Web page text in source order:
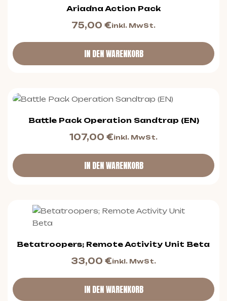
Ariadna Action Pack
75,00 €inkl. MwSt.
IN DEN WARENKORB
Battle Pack Operation Sandtrap (EN)
107,00 €inkl. MwSt.
IN DEN WARENKORB
Betatroopers; Remote Activity Unit Beta
33,00 €inkl. MwSt.
IN DEN WARENKORB